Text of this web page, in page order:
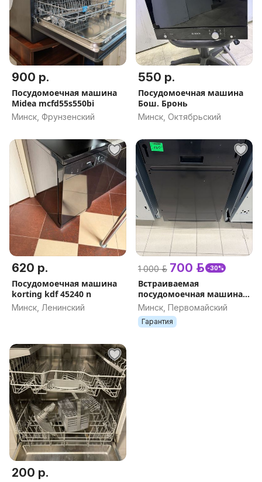
900 р.
Посудомоечная машина
Midea mcfd55s550bi
Минск, Фрунзенский
550 р.
Посудомоечная машина
Бош. Бронь
Минск, Октябрьский
620 р.
Посудомоечная машина
korting kdf 45240 n
Минск, Ленинский
1 000 р. 700 р. -30%
Встраиваемая
посудомоечная машина
Weissgauff BDW 4537
Минск, Первомайский
Гарантия
200 р.